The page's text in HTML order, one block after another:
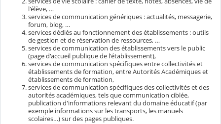
l'élève, …
services de communication génériques : actualités, messagerie,
forum, blog, …
services dédiés au fonctionnement des établissements : outils
de gestion et de réservation de ressources, …
services de communication des établissements vers le public
(page d'accueil publique de l'établissement),
services de communication spécifiques entre collectivités et
établissements de formation, entre Autorités Académiques et
établissements de formation,
services de communication spécifiques des collectivités et des
autorités académiques, tels que communication ciblée,
publication d'informations relevant du domaine éducatif (par
exemple informations sur les transports, les manuels
scolaires…) sur des pages publiques.